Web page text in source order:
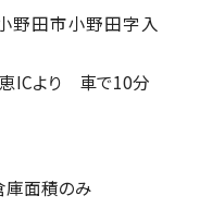
野田市小野田字入
ICより 車で10分
庫面積のみ